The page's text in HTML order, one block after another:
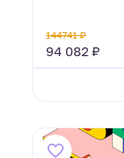
144741 ₽
94 082 ₽